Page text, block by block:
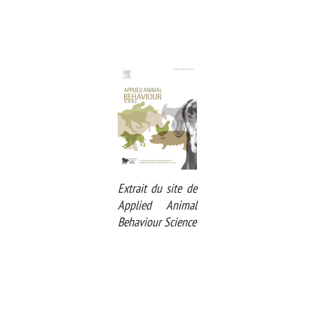
Extrait du site de
Applied Animal
Behaviour Science